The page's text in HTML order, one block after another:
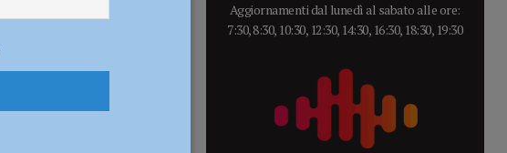
Aggiornamenti dal lunedì al sabato alle ore:
7:30, 8:30, 10:30, 12:30, 14:30, 16:30, 18:30, 19:30